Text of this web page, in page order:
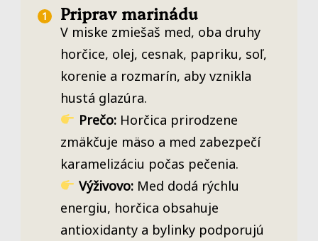
Priprav marinádu
V miske zmiešaš med, oba druhy
horčice, olej, cesnak, papriku, soľ,
korenie a rozmarín, aby vznikla
hustá glazúra.
Prečo:Horčica prirodzene
zmäkčuje mäso a med zabezpečí
karamelizáciu počas pečenia.
Výživovo:Med dodá rýchlu
energiu, horčica obsahuje
antioxidanty a bylinky podporujú